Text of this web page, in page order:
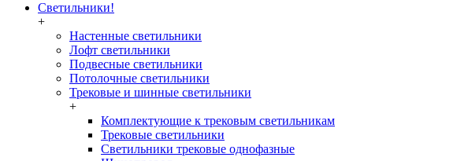
Светильники!
+
Настенные светильники
Лофт светильники
Подвесные светильники
Потолочные светильники
Трековые и шинные светильники
+
Комплектующие к трековым светильникам
Трековые светильники
Светильники трековые однофазные